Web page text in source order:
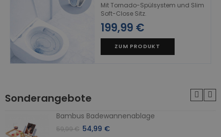
Mit Tornado-Spülsystem und Slim
Soft-Close Sitz.
199,99 €
ZUM PRODUKT
Sonderangebote
Bambus Badewannenablage
59,99 € 54,99 €